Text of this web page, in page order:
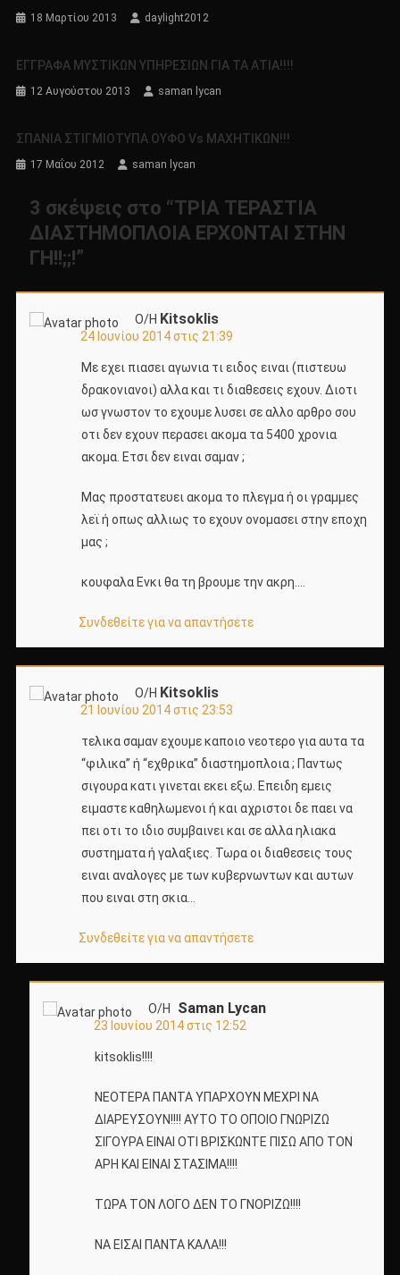
18 Μαρτίου 2013 daylight2012
ΕΓΓΡΑΦΑ ΜΥΣΤΙΚΩΝ ΥΠΗΡΕΣΙΩΝ ΓΙΑ ΤΑ ΑΤΙΑ!!!!
12 Αυγούστου 2013 saman lycan
ΣΠΑΝΙΑ ΣΤΙΓΜΙΟΤΥΠΑ ΟΥΦΟ Vs ΜΑΧΗΤΙΚΩΝ!!!
17 Μαΐου 2012 saman lycan
3 σκέψεις στο “ΤΡΙΑ ΤΕΡΑΣΤΙΑ
ΔΙΑΣΤΗΜΟΠΛΟΙΑ ΕΡΧΟΝΤΑΙ ΣΤΗΝ
ΓΗ!!;;!”
Ο/Η Kitsoklis
24 Ιουνίου 2014 στις 21:39
Με εχει πιασει αγωνια τι ειδος ειναι (πιστευω
δρακονιανοι) αλλα και τι διαθεσεις εχουν. Διοτι
ωσ γνωστον το εχουμε λυσει σε αλλο αρθρο σου
οτι δεν εχουν περασει ακομα τα 5400 χρονια
ακομα. Ετσι δεν ειναι σαμαν ;
Μας προστατευει ακομα το πλεγμα ή οι γραμμες
λεϊ ή οπως αλλιως το εχουν ονομασει στην εποχη
μας ;
κουφαλα Ενκι θα τη βρουμε την ακρη….
Συνδεθείτε για να απαντήσετε
Ο/Η Kitsoklis
21 Ιουνίου 2014 στις 23:53
τελικα σαμαν εχουμε καποιο νεοτερο για αυτα τα
“φιλικα” ή “εχθρικα” διαστημοπλοια ; Παντως
σιγουρα κατι γινεται εκει εξω. Επειδη εμεις
ειμαστε καθηλωμενοι ή και αχριστοι δε παει να
πει οτι το ιδιο συμβαινει και σε αλλα ηλιακα
συστηματα ή γαλαξιες. Τωρα οι διαθεσεις τους
ειναι αναλογες με των κυβερνωντων και αυτων
που ειναι στη σκια…
Συνδεθείτε για να απαντήσετε
Ο/Η Saman Lycan
23 Ιουνίου 2014 στις 12:52
kitsoklis!!!!
ΝΕΟΤΕΡΑ ΠΑΝΤΑ ΥΠΑΡΧΟΥΝ ΜΕΧΡΙ ΝΑ
ΔΙΑΡΕΥΣΟΥΝ!!!! ΑΥΤΟ ΤΟ ΟΠΟΙΟ ΓΝΩΡΙΖΩ
ΣΙΓΟΥΡΑ ΕΙΝΑΙ ΟΤΙ ΒΡΙΣΚΩΝΤΕ ΠΙΣΩ ΑΠΟ ΤΟΝ
ΑΡΗ ΚΑΙ ΕΙΝΑΙ ΣΤΑΣΙΜΑ!!!!
ΤΩΡΑ ΤΟΝ ΛΟΓΟ ΔΕΝ ΤΟ ΓΝΟΡΙΖΩ!!!!
ΝΑ ΕΙΣΑΙ ΠΑΝΤΑ ΚΑΛΑ!!!